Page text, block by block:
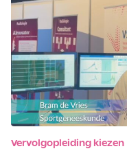
Vervolgopleiding kiezen